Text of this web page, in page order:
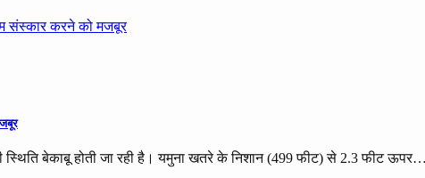
बेकाबू होती जा रही है। यमुना खतरे के निशान (499 फीट) से 2.3 फीट